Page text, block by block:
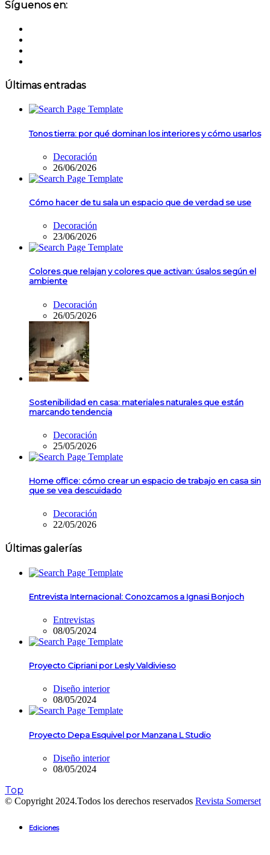
Síguenos en:
Últimas entradas
Tonos tierra: por qué dominan los interiores y cómo usarlos
Decoración
26/06/2026
Cómo hacer de tu sala un espacio que de verdad se use
Decoración
23/06/2026
Colores que relajan y colores que activan: úsalos según el
ambiente
Decoración
26/05/2026
Sostenibilidad en casa: materiales naturales que están
marcando tendencia
Decoración
25/05/2026
Home office: cómo crear un espacio de trabajo en casa sin
que se vea descuidado
Decoración
22/05/2026
Últimas galerías
Entrevista Internacional: Conozcamos a Ignasi Bonjoch
Entrevistas
08/05/2024
Proyecto Cipriani por Lesly Valdivieso
Diseño interior
08/05/2024
Proyecto Depa Esquivel por Manzana L Studio
Diseño interior
08/05/2024
Top
© Copyright 2024.Todos los derechos reservados Revista Somerset
Ediciones